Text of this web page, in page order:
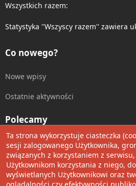
Wszystkich razem
Statystyka ''Wszyscy razem'' zawiera
Co nowego?
Nowe wpisy
Ostatnie aktywności
Polecamy
Wolnościowe cytaty
Udostępnij
Ta strona wykorzystuje ciasteczka
sesji zalogowanego Użytkownika,
związanych z korzystaniem z
Użytkownikom korzystania z niego,
wyświetlanych Użytkownikowi oraz